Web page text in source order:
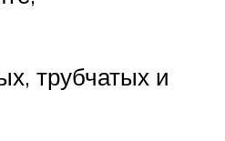
трубчатых и